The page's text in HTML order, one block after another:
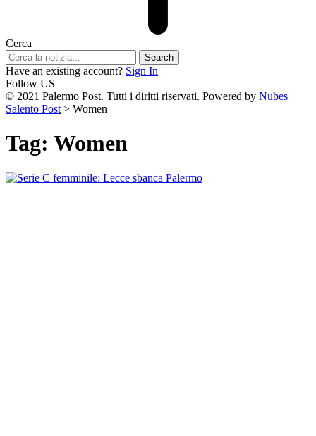
Cerca
Have an existing account? Sign In
Follow US
© 2021 Palermo Post. Tutti i diritti riservati. Powered by Nubes
Salento Post > Women
Tag: Women